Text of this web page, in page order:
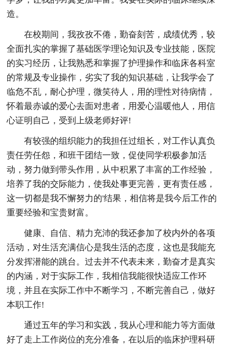
造。
在校期间，我孜孜不倦，勤奋刻苦，成绩优秀，较
全面扎实的掌握了基础医学理论知识及专业技能，医院
的实习经历，让我熟悉和掌握了护理操作和临床各科室
的常规及专业操作，劣实了我的知识基础，让我学会了
临危不乱，耐心护理，微笑待人，用的理性对待病情，
怀着最赤诚的爱心去面对患者，用爱心温暖他人，用信
心证明自己，受到上级老师好评!
有较强的组织能力的我担任过组长，对工作认真负
责任劳任怨，和班干团结一致，促使同学积极参加活
动，努力做到带头作用，从中积累了丰富的工作经验，
培养了我的交际能力，使我处事更完善，更有责任感，
这一切都是我不懈努力的'结果，相信将是我今后工作的
重要经验和宝贵财富。
健康、自信、精力充沛的我还参加了校内外的各项
活动，对生活充满信心是我生活的态度，这也是我能充
分发挥潜能的跳台。过去并不代表未来，勤奋才是真实
的内涵，对于实际工作，我相信我能很快适应工作环
境，并且在实际工作中不断学习，不断完善自己，做好
本职工作!
通过五年的学习和实践，我从心理和能力等方面做
好了走上工作岗位的充分准备，在以后的临床护理科研